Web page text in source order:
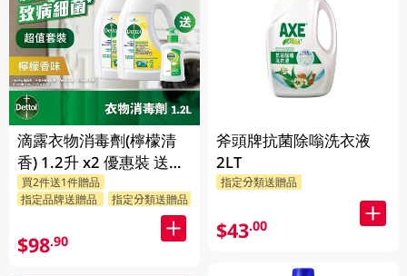
滴露衣物消毒劑(檸檬清
香) 1.2升 x2 優惠裝 送贈
品 (贈品隨機發送)
買2件送1件贈品
指定品牌送贈品
指定分類送贈品
$98.90
斧頭牌抗菌除嗡洗衣液
2LT
指定分類送贈品
$43.00